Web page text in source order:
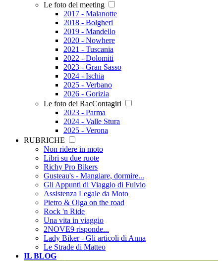
Le foto dei meeting
2017 - Malanotte
2018 - Bolgheri
2019 - Mandello
2020 - Nowhere
2021 - Tuscania
2022 - Dolomiti
2023 - Gran Sasso
2024 - Ischia
2025 - Verbano
2026 - Gorizia
Le foto dei RacContagiri
2023 - Parma
2024 - Valle Stura
2025 - Verona
RUBRICHE
Non ridere in moto
Libri su due ruote
Richy Pro Bikers
Gusteau's - Mangiare, dormire...
Gli Appunti di Viaggio di Fulvio
Assistenza Legale da Moto
Pietro & Olga on the road
Rock 'n Ride
Una vita in viaggio
2NOVE9 risponde...
Lady Biker - Gli articoli di Anna
Le Strade di Matteo
IL BLOG